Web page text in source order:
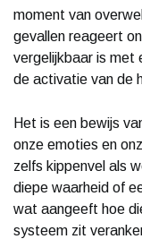
moment van
gevallen reageert
vergelijkbaar is
de activatie van de
Het is een bewijs
onze emoties en
zelfs kippenvel als
diepe waarheid of
wat aangeeft hoe
systeem zit